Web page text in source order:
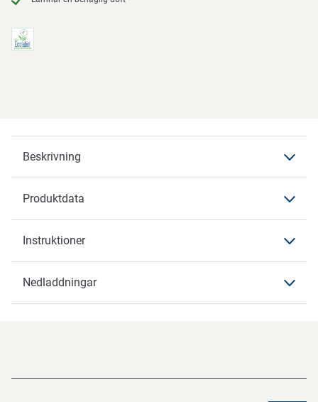
Beskrivning
Produktdata
Undervarumärke TANET Neutral
Instruktioner
Nedladdningar